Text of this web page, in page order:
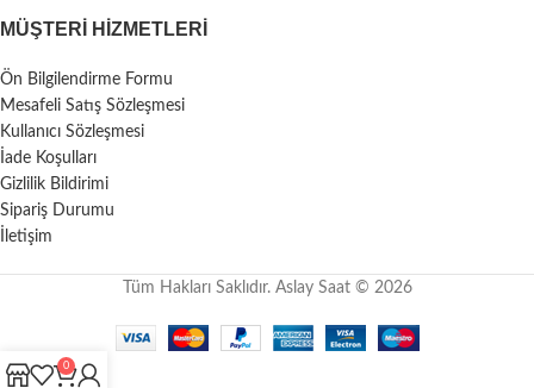
MÜŞTERI HIZMETLERI
Ön Bilgilendirme Formu
Mesafeli Satış Sözleşmesi
Kullanıcı Sözleşmesi
İade Koşulları
Gizlilik Bildirimi
Sipariş Durumu
İletişim
Tüm Hakları Saklıdır. Aslay Saat © 2026
0